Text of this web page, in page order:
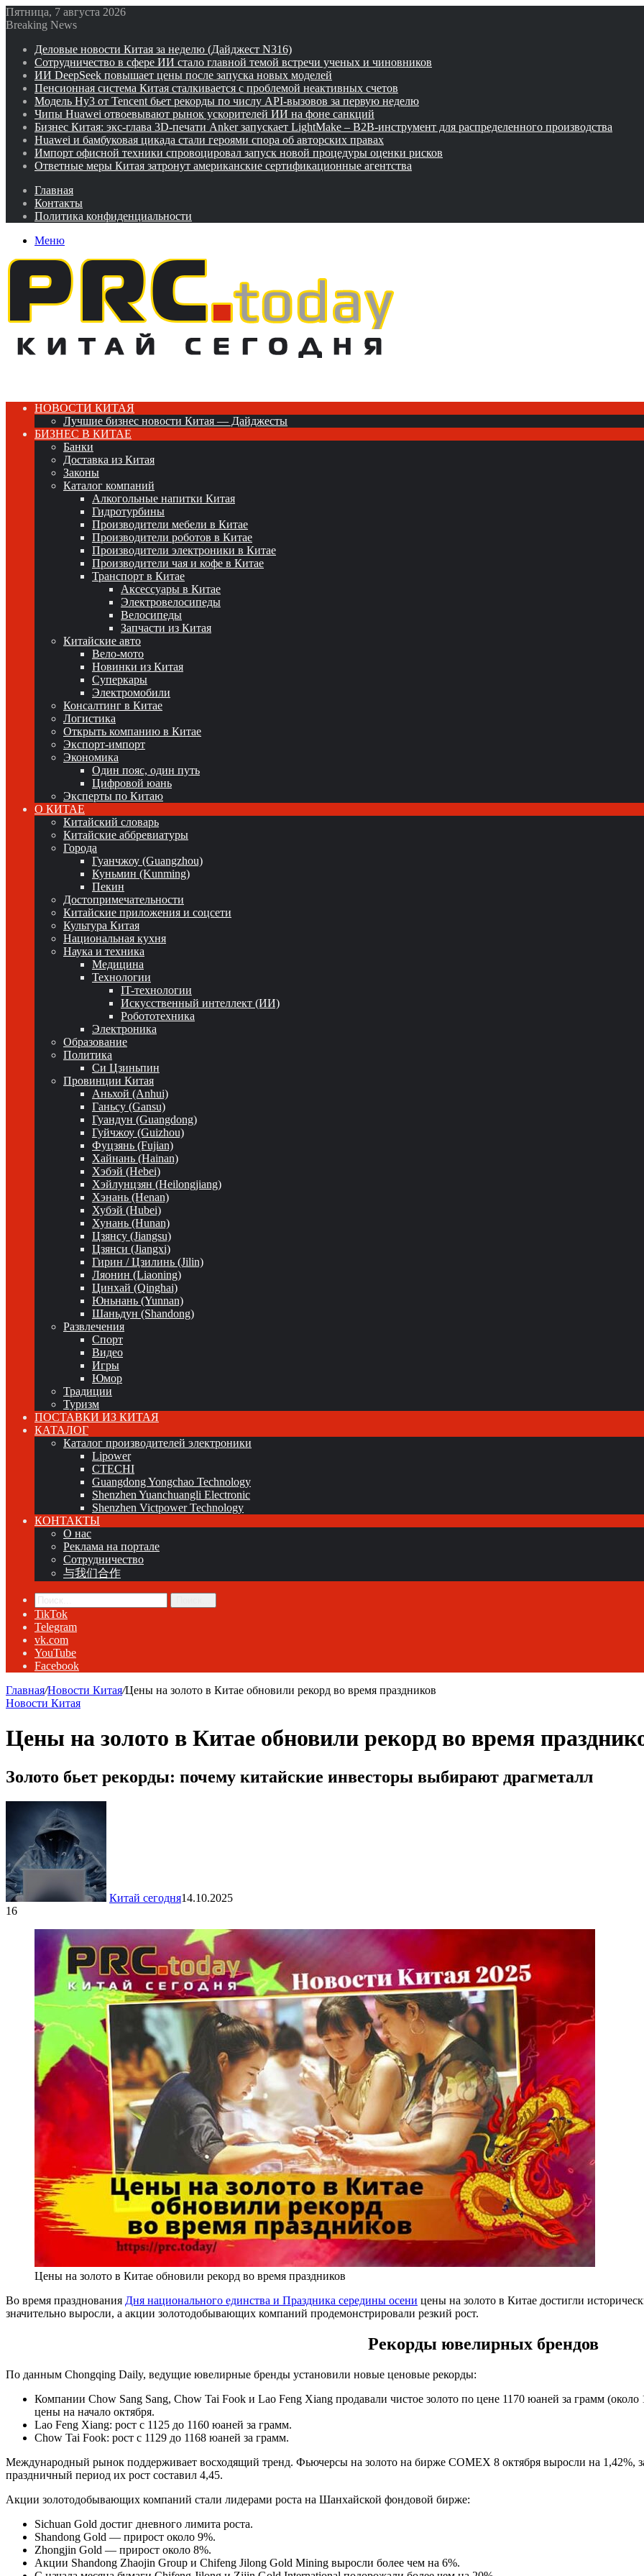
Пятница, 7 августа 2026
Breaking News
Деловые новости Китая за неделю (Дайджест N316)
Сотрудничество в сфере ИИ стало главной темой встречи ученых и чиновников
ИИ DeepSeek повышает цены после запуска новых моделей
Пенсионная система Китая сталкивается с проблемой неактивных счетов
Модель Hy3 от Tencent бьет рекорды по числу API-вызовов за первую неделю
Чипы Huawei отвоевывают рынок ускорителей ИИ на фоне санкций
Бизнес Китая: экс-глава 3D-печати Anker запускает LightMake – B2B-инструмент для распределенного производства
Huawei и бамбуковая цикада стали героями спора об авторских правах
Импорт офисной техники спровоцировал запуск новой процедуры оценки рисков
Ответные меры Китая затронут американские сертификационные агентства
Главная
Контакты
Политика конфиденциальности
Меню
НОВОСТИ КИТАЯ
Лучшие бизнес новости Китая — Дайджесты
БИЗНЕС В КИТАЕ
Банки
Доставка из Китая
Законы
Каталог компаний
Алкогольные напитки Китая
Гидротурбины
Производители мебели в Китае
Производители роботов в Китае
Производители электроники в Китае
Производители чая и кофе в Китае
Транспорт в Китае
Аксессуары в Китае
Электровелосипеды
Велосипеды
Запчасти из Китая
Китайские авто
Вело-мото
Новинки из Китая
Суперкары
Электромобили
Консалтинг в Китае
Логистика
Открыть компанию в Китае
Экспорт-импорт
Экономика
Один пояс, один путь
Цифровой юань
Эксперты по Китаю
О КИТАЕ
Китайский словарь
Китайские аббревиатуры
Города
Гуанчжоу (Guangzhou)
Куньмин (Kunming)
Пекин
Достопримечательности
Китайские приложения и соцсети
Культура Китая
Национальная кухня
Наука и техника
Медицина
Технологии
IT-технологии
Искусственный интеллект (ИИ)
Робототехника
Электроника
Образование
Политика
Си Цзиньпин
Провинции Китая
Аньхой (Anhui)
Ганьсу (Gansu)
Гуандун (Guangdong)
Гуйчжоу (Guizhou)
Фуцзянь (Fujian)
Хайнань (Hainan)
Хэбэй (Hebei)
Хэйлунцзян (Heilongjiang)
Хэнань (Henan)
Хубэй (Hubei)
Хунань (Hunan)
Цзянсу (Jiangsu)
Цзянси (Jiangxi)
Гирин / Цзилинь (Jilin)
Ляонин (Liaoning)
Цинхай (Qinghai)
Юньнань (Yunnan)
Шаньдун (Shandong)
Развлечения
Спорт
Видео
Игры
Юмор
Традиции
Туризм
ПОСТАВКИ ИЗ КИТАЯ
КАТАЛОГ
Каталог производителей электроники
Lipower
CTECHI
Guangdong Yongchao Technology
Shenzhen Yuanchuangli Electronic
Shenzhen Victpower Technology
КОНТАКТЫ
О нас
Реклама на портале
Сотрудничество
与我们合作
TikTok
Telegram
vk.com
YouTube
Facebook
Главная/Новости Китая/Цены на золото в Китае обновили рекорд во время праздников
Новости Китая
Цены на золото в Китае обновили рекорд во время
Золото бьет рекорды: почему китайские инвесторы выбирают драгметалл
Китай сегодня14.10.2025
16
Цены на золото в Китае обновили рекорд во время праздников
Во время празднования Дня национального единства и Праздника середины осени цены на золото в Китае достигли
значительно выросли, а акции золотодобывающих компаний продемонстрировали резкий рост.
Рекорды ювелирных брендов
По данным Chongqing Daily, ведущие ювелирные бренды установили новые ценовые рекорды:
Компании Chow Sang Sang, Chow Tai Fook и Lao Feng Xiang продавали чистое золото по цене 1170 юаней за грамм
цены на начало октября.
Lao Feng Xiang: рост с 1125 до 1160 юаней за грамм.
Chow Tai Fook: рост с 1129 до 1168 юаней за грамм.
Международный рынок поддерживает восходящий тренд. Фьючерсы на золото на бирже COMEX 8 октября выросли на 1,42%,
праздничный период их рост составил 4,45.
Акции золотодобывающих компаний стали лидерами роста на Шанхайской фондовой бирже:
Sichuan Gold достиг дневного лимита роста.
Shandong Gold — прирост около 9%.
Zhongjin Gold — прирост около 8%.
Акции Shandong Zhaojin Group и Chifeng Jilong Gold Mining выросли более чем на 6%.